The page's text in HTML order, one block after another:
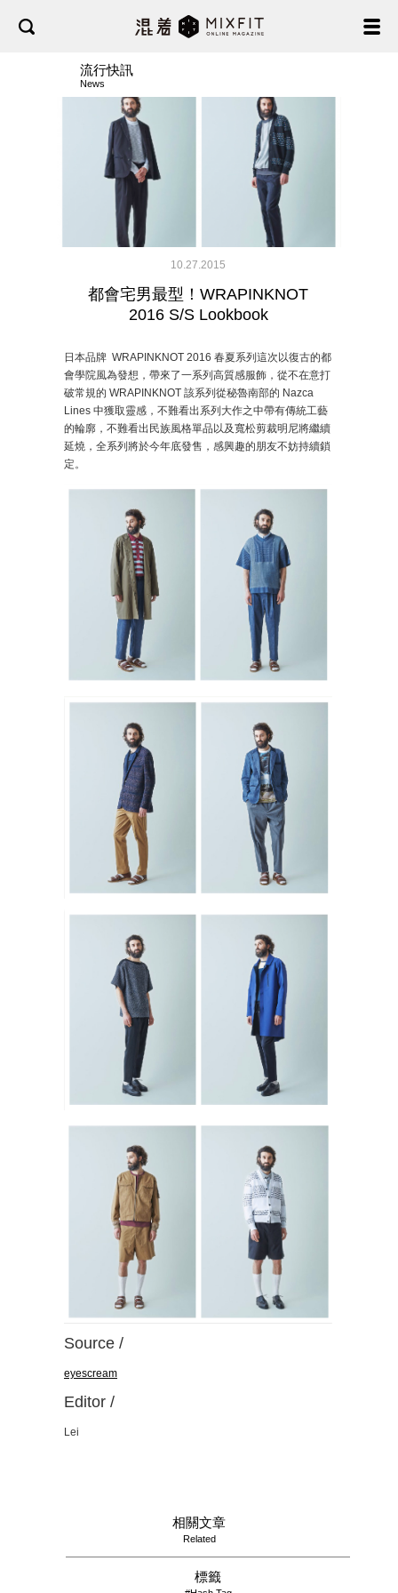
流行快訊
News
10.27.2015
都會宅男最型！WRAPINKNOT
2016 S/S Lookbook
日本品牌 WRAPINKNOT 2016 春夏系列這次以復古的都
會學院風為發想，帶來了一系列高質感服飾，從不在意打
破常規的 WRAPINKNOT 該系列從秘魯南部的 Nazca
Lines 中獲取靈感，不難看出系列大作之中帶有傳統工藝
的輪廓，不難看出民族風格單品以及寬松剪裁明尼將繼續
延燒，全系列將於今年底發售，感興趣的朋友不妨持續鎖
定。
Source /
eyescream
Editor /
Lei
相關文章
Related
標籤